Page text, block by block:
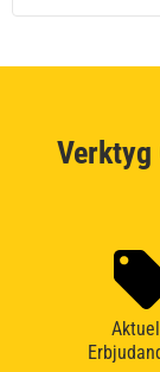
Verktyg